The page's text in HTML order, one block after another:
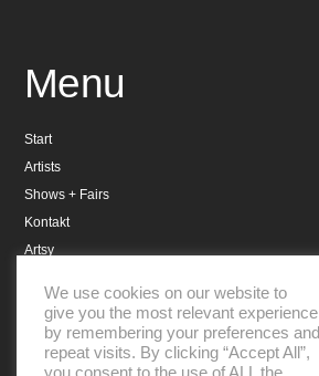
Menu
Start
Artists
Shows + Fairs
Kontakt
Artsy
Impressum
We use cookies on our website to
give you the most relevant experience
by remembering your preferences and
repeat visits. By clicking “Accept All”,